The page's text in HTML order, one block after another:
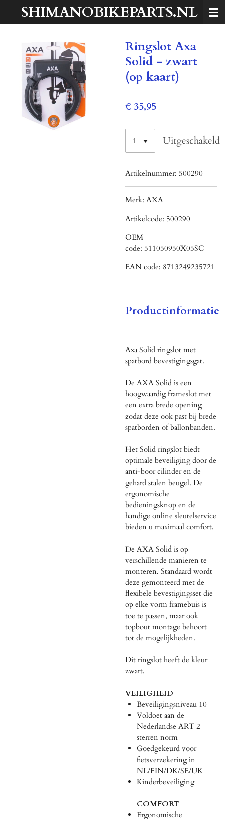
hoofdinhoud
SHIMANOBIKEPARTS.NL
Ringslot Axa
Solid - zwart
(op kaart)
€ 35,95
Uitgeschakeld
Artikelnummer: 500290
Merk: AXA
Artikelcode: 500290
OEM
code: 511050950X05SC
EAN code: 8713249235721
Productinformatie
Axa Solid ringslot met
spatbord bevestigingsgat.
De AXA Solid is een
hoogwaardig frameslot met
een extra brede opening
zodat deze ook past bij brede
spatborden of ballonbanden.
Het Solid ringslot biedt
optimale beveiliging door de
anti-boor cilinder en de
gehard stalen beugel. De
ergonomische
bedieningsknop en de
handige online sleutelservice
bieden u maximaal comfort.
De AXA Solid is op
verschillende manieren te
monteren. Standaard wordt
deze gemonteerd met de
flexibele bevestigingsset die
op elke vorm framebuis is
toe te passen, maar ook
topbout montage behoort
tot de mogelijkheden.
Dit ringslot heeft de kleur
zwart.
VEILIGHEID
Beveiligingsniveau 10
Voldoet aan de
Nederlandse ART 2
sterren norm
Goedgekeurd voor
fietsverzekering in
NL/FIN/DK/SE/UK
Kinderbeveiliging
COMFORT
Ergonomische